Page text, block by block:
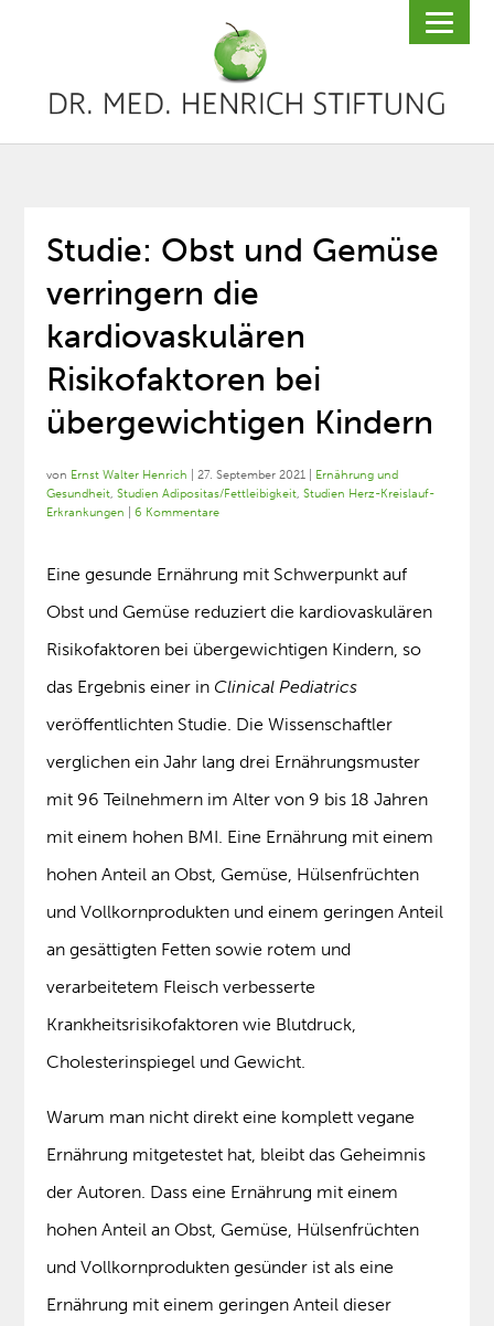
Studie: Obst und Gemüse
verringern die
kardiovaskulären
Risikofaktoren bei
übergewichtigen Kindern
von Ernst Walter Henrich |27. September 2021
Ernährung und
Gesundheit,Studien Adipositas/Fettleibigkeit,Studien Herz-Kreislauf-
Erkrankungen
|6 Kommentare
Eine gesunde Ernährung mit Schwerpunkt auf
Obst und Gemüse reduziert die kardiovaskulären
Risikofaktoren bei übergewichtigen Kindern, so
das Ergebnis einer in Clinical Pediatrics
veröffentlichten Studie. Die Wissenschaftler
verglichen ein Jahr lang drei Ernährungsmuster
mit 96 Teilnehmern im Alter von 9 bis 18 Jahren
mit einem hohen BMI. Eine Ernährung mit einem
hohen Anteil an Obst, Gemüse, Hülsenfrüchten
und Vollkornprodukten und einem geringen Anteil
an gesättigten Fetten sowie rotem und
verarbeitetem Fleisch verbesserte
Krankheitsrisikofaktoren wie Blutdruck,
Cholesterinspiegel und Gewicht.
Warum man nicht direkt eine komplett vegane
Ernährung mitgetestet hat, bleibt das Geheimnis
der Autoren. Dass eine Ernährung mit einem
hohen Anteil an Obst, Gemüse, Hülsenfrüchten
und Vollkornprodukten gesünder ist als eine
Ernährung mit einem geringen Anteil dieser